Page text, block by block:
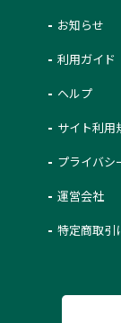
お知らせ
利用ガイド
ヘルプ
サイト利用
プライバシ
運営会社
特定商取引